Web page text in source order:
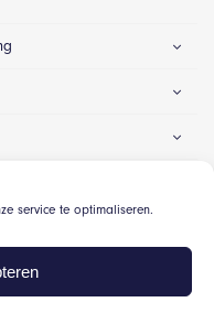
service te optimaliseren.